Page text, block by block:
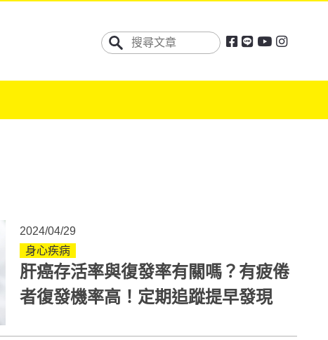
2024/04/29
身心疾病
肝癌存活率與復發率有關嗎？有疲倦
者復發機率高！定期追蹤提早發現